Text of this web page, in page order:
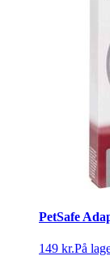
PetSafe
149 kr.På